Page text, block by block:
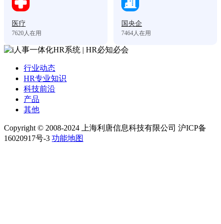
医疗
7620人在用
国央企
7464人在用
行业动态
HR专业知识
科技前沿
产品
其他
Copyright © 2008-2024 上海利唐信息科技有限公司 沪ICP备
16020917号-3 功能地图